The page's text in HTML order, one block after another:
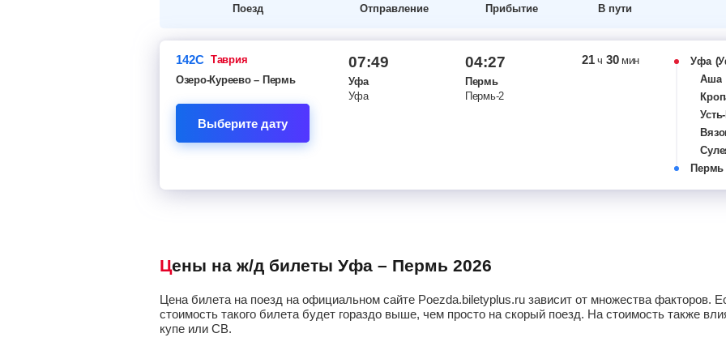
Поезд Отправление Прибытие В пути
142С
таврия
Озеро-Куреево – Пермь
Выберите дату
07:49
Уфа
Уфа
04:27
Пермь
Пермь-2
21ч 30 мин Уфа
Аша
Пермь
Цены на ж/д билеты Уфа – Пермь 2026
Цена билета на поезд на официальном сайте Poezda.biletyplus.ru зависит от множества
стоимость такого билета будет гораздо выше, чем просто на скорый поезд. На стоимость также
купе или СВ.